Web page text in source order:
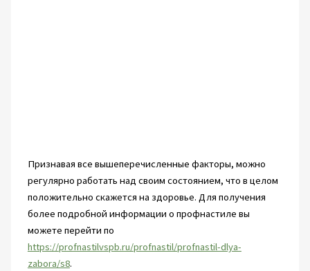
Признавая все вышеперечисленные факторы, можно
регулярно работать над своим состоянием, что в целом
положительно скажется на здоровье. Для получения
более подробной информации о профнастиле вы
можете перейти по
https://profnastilvspb.ru/profnastil/profnastil-dlya-
zabora/s8.